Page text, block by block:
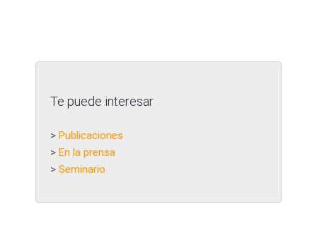
Te puede interesar
> Publicaciones
> En la prensa
> Seminario